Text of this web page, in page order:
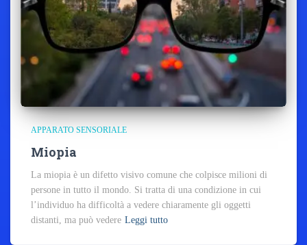
APPARATO SENSORIALE
Miopia
La miopia è un difetto visivo comune che colpisce milioni di
persone in tutto il mondo. Si tratta di una condizione in cui
l’individuo ha difficoltà a vedere chiaramente gli oggetti
distanti, ma può vedere Leggi tutto